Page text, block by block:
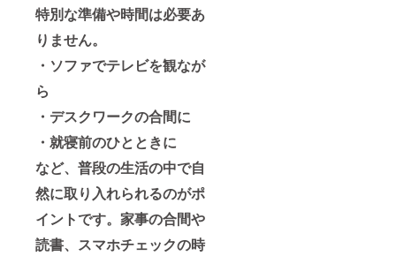
特別な準備や時間は必要あ
りません。
・ソファでテレビを観なが
ら
・デスクワークの合間に
・就寝前のひとときに
など、普段の生活の中で自
然に取り入れられるのがポ
イントです。家事の合間や
読書、スマホチェックの時